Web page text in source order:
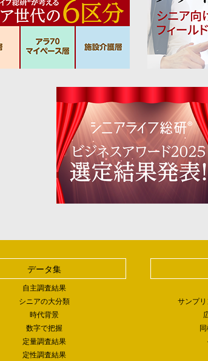
データ集
自主調査結果
シニアの大分類
時代背景
数字で把握
定量調査結果
定性調査結果
サンプ